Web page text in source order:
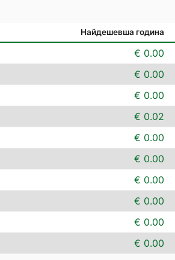
Найдешевша година
€ 0.00
€ 0.00
€ 0.00
€ 0.02
€ 0.00
€ 0.00
€ 0.00
€ 0.00
€ 0.00
€ 0.00